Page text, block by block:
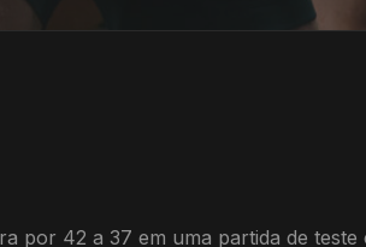
por 42 a 37 em uma partida de teste